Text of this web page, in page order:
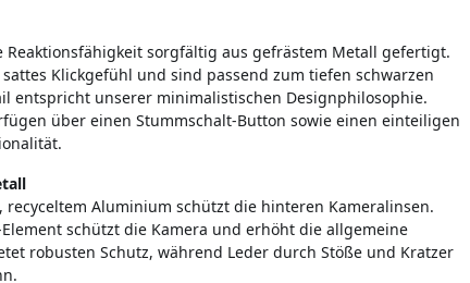
sorgfältig aus gefrästem Metall gefertigt.
Klickgefühl und sind passend zum tiefen schwarzen
entspricht unserer minimalistischen Designphilosophie.
über einen Stummschalt-Button sowie einen einteiligen
recyceltem Aluminium schützt die hinteren Kameralinsen.
schützt die Kamera und erhöht die allgemeine
robusten Schutz, während Leder durch Stöße und Kratzer